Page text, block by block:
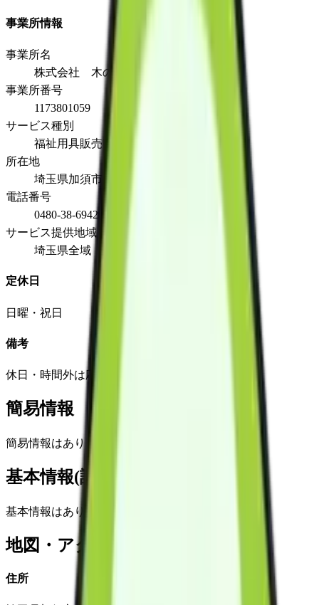
事業所情報
事業所名
株式会社 木のかほり
事業所番号
1173801059
サービス種別
福祉用具販売
所在地
埼玉県加須市内田ケ谷1196-5
電話番号
0480-38-6942
サービス提供地域
埼玉県全域
定休日
日曜・祝日
備考
休日・時間外は応相談
簡易情報
簡易情報はありません
基本情報(詳細)
基本情報はありません
地図・アクセス
住所